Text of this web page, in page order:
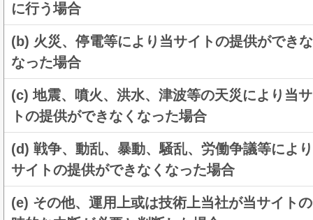
に行う場合
(b) 火災、停電等により当サイトの提供ができ
なった場合
(c) 地震、噴火、洪水、津波等の天災により当
トの提供ができなくなった場合
(d) 戦争、動乱、暴動、騒乱、労働争議等によ
サイトの提供ができなくなった場合
(e) その他、運用上或は技術上当社が当サイト